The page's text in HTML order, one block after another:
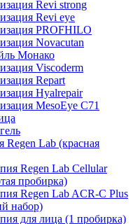
Revi strong
Revi eye
PROFHILO
Novacutan
Монако
Viscoderm
Repart
Hyalrepair
MesoEye C71
Regen Lab (красная
Regen Lab Cellular
пробирка)
Regen Lab ACR-C Plus
набор)
для лица (1 пробирка)